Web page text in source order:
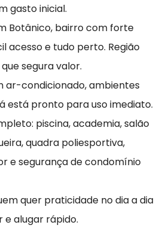
gasto inicial.
Botânico, bairro com forte
acesso e tudo perto. Região
segura valor.
ar-condicionado, ambientes
está pronto para uso imediato.
piscina, academia, salão
quadra poliesportiva,
e segurança de condomínio
quer praticidade no dia a dia
e alugar rápido.